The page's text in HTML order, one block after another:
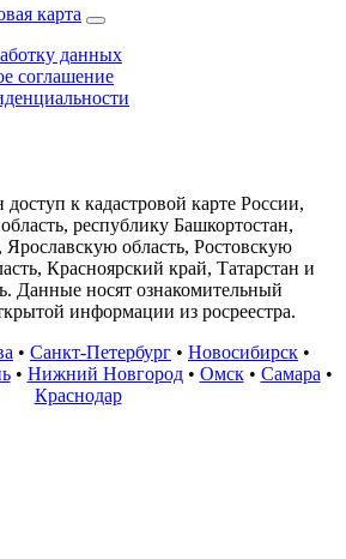
данных
соглашение
к кадастровой карте России,
республику Башкортостан,
область, Ростовскую
Красноярский край, Татарстан и
Данные носят ознакомительный
информации из росреестра.
• Санкт-Петербург • Новосибирск •
• Нижний Новгород• Омск• Самара •
Краснодар